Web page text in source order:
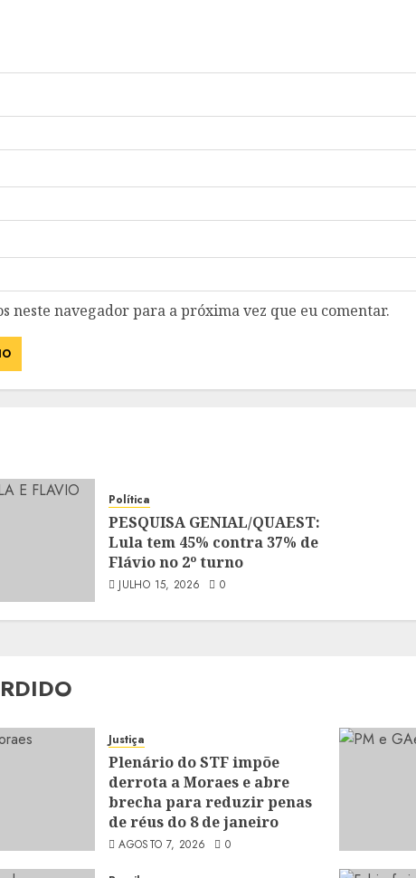
neste navegador para a próxima vez que eu comentar.
Política
PESQUISA GENIAL/QUAEST:
Lula tem 45% contra 37% de
Flávio no 2º turno
JULHO 15, 2026 0
Justiça
Plenário do STF impõe
derrota a Moraes e abre
brecha para reduzir penas
de réus do 8 de janeiro
AGOSTO 7, 2026 0